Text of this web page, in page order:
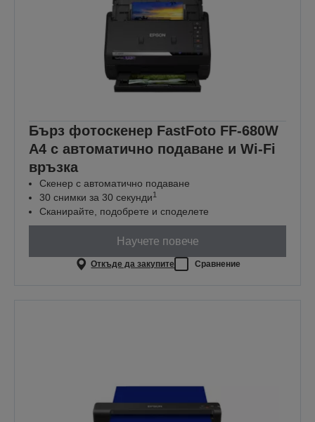
Бърз фотоскенер FastFoto FF-680W
A4 с автоматично подаване и Wi-Fi
връзка
Скенер с автоматично подаване
30 снимки за 30 секунди1
Сканирайте, подобрете и споделете
Научете повече
Откъде да закупите Сравнение